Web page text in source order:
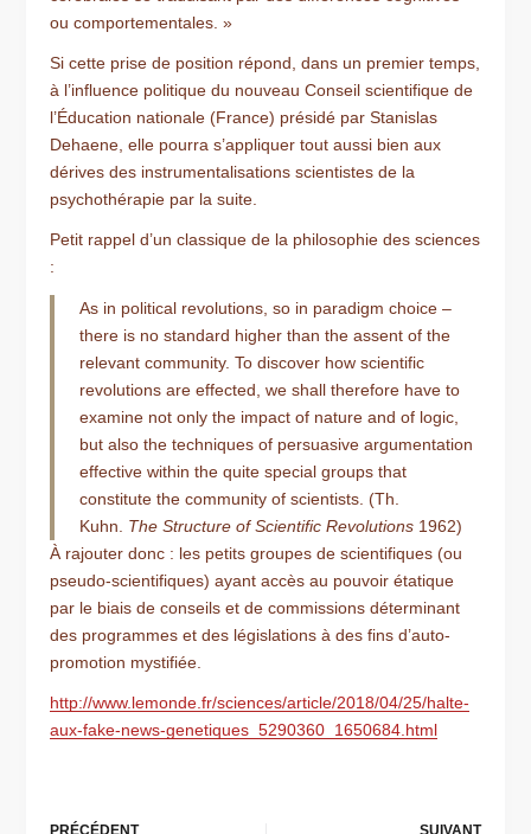
ou comportementales. »
Si cette prise de position répond, dans un premier temps,
à l’influence politique du nouveau Conseil scientifique de
l’Éducation nationale (France) présidé par Stanislas
Dehaene, elle pourra s’appliquer tout aussi bien aux
dérives des instrumentalisations scientistes de la
psychothérapie par la suite.
Petit rappel d’un classique de la philosophie des sciences
:
As in political revolutions, so in paradigm choice –
there is no standard higher than the assent of the
relevant community. To discover how scientific
revolutions are effected, we shall therefore have to
examine not only the impact of nature and of logic,
but also the techniques of persuasive argumentation
effective within the quite special groups that
constitute the community of scientists. (Th.
Kuhn. The Structure of Scientific Revolutions 1962)
À rajouter donc : les petits groupes de scientifiques (ou
pseudo-scientifiques) ayant accès au pouvoir étatique
par le biais de conseils et de commissions déterminant
des programmes et des législations à des fins d’auto-
promotion mystifiée.
http://www.lemonde.fr/sciences/article/2018/04/25/halte-
aux-fake-news-genetiques_5290360_1650684.html
PRÉCÉDENT SUIVANT